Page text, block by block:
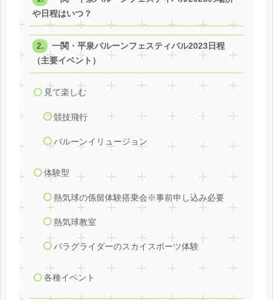
や日程はいつ？
一関・平泉バルーンフェスティバル2023日程
（主要イベント）
見て楽しむ
競技飛行
バルーンイリュージョン
体験型
熱気球の係留体験搭乗会※事前申し込み必要
熱気球教室
パラグライダーのスカイスポーツ体験
各種イベント